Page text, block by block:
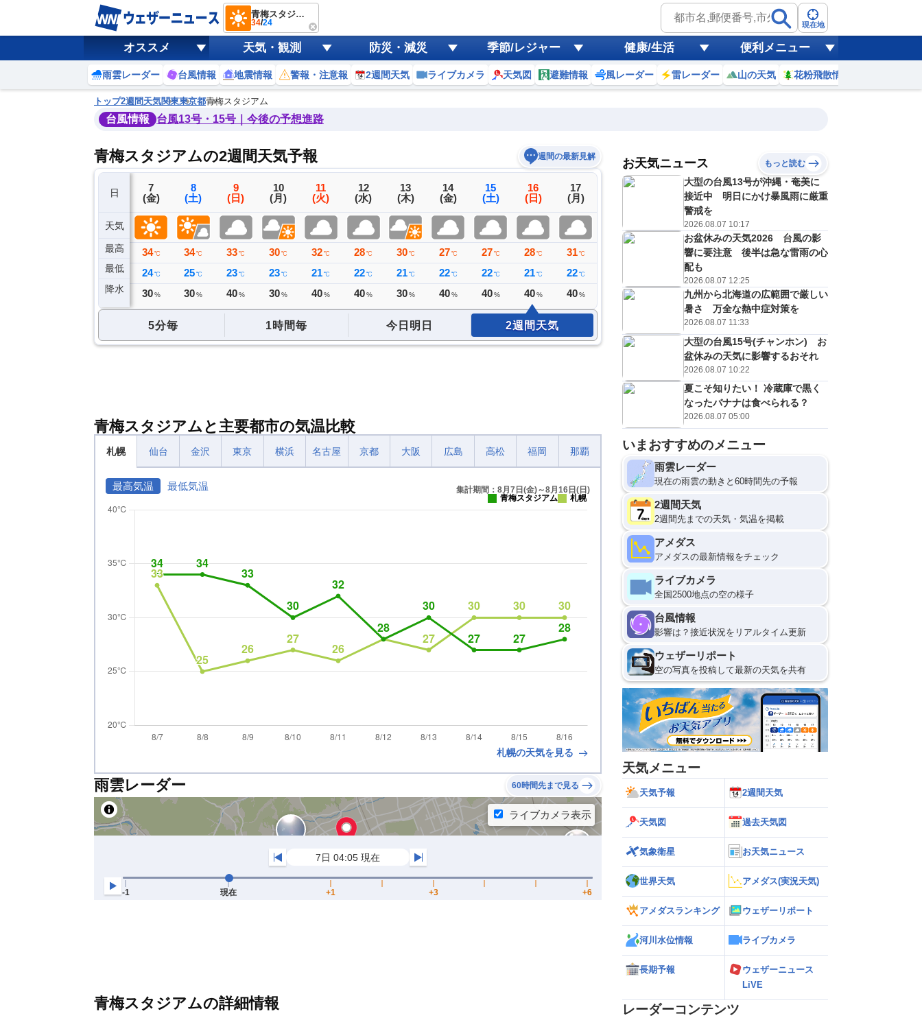
青梅スタジアム
34/24 現在地
オススメ 天気・観測 防災・減災 季節/レジャー 健康/生活 便利メニュー
雨雲レーダー 台風情報 地震情報 警報・注意報 2週間天気 ライブカメラ 天気図 避難情報 風レーダー 雷レーダー 山の天気 花粉飛散情報
トップ2週間天気関東東京都青梅スタジアム
台風情報 台風13号・15号｜今後の予想進路
青梅スタジアムの2週間天気予報 週間の最新見解
日
天気
最高
最低
降水
6
(木)
34℃
23℃
ミリ
7
(金)
34 ℃
24 ℃
30 %
8
(土)
34℃
25 ℃
30 %
9
(日)
33 ℃
23 ℃
40 %
10
(月)
30 ℃
23 ℃
30 %
11
(火)
32℃
21℃
40%
12
(水)
28℃
22℃
40%
13
(木)
30℃
21℃
30%
14
(金)
27℃
22℃
40%
15
(土)
27 ℃
22 ℃
40 %
16
(日)
28 ℃
21 ℃
40 %
17
(月)
31 ℃
22 ℃
40 %
18
%
20
(木)
E
31℃
23
30%
21
(金)
E
32℃
40%
予報の
信頼度
B
C
D
5分毎 1時間毎 今日明日 2週間天気
青梅スタジアムと主要都市の気温比較
札幌 仙台 金沢 東京 横浜 名古屋 京都 大阪 広島 高松 福岡 那覇
最高気温 最低気温
集計期間：8月7日(金)～8月16日(日)
青梅スタジアム
札幌
札幌の天気を見る
雨雲レーダー 60時間先まで見る
青梅スタジアムの詳細情報
お天気ニュース もっと読む
大型の台風13号が沖縄・奄美に
接近中 明日にかけ暴風雨に厳重
警戒を
2026.08.07 10:17
お盆休みの天気2026 台風の影
響に要注意 後半は急な雷雨の心
配も
2026.08.07 12:25
九州から北海道の広範囲で厳しい
暑さ 万全な熱中症対策を
2026.08.07 11:33
大型の台風15号(チャンホン) お
盆休みの天気に影響するおそれ
2026.08.07 10:22
夏こそ知りたい！ 冷蔵庫で黒く
なったバナナは食べられる？
2026.08.07 05:00
いまおすすめのメニュー
雨雲レーダー
現在の雨雲の動きと60時間先の予報
2週間天気
2週間先までの天気・気温を掲載
アメダス
アメダスの最新情報をチェック
ライブカメラ
全国2500地点の空の様子
台風情報
影響は？接近状況をリアルタイム更新
ウェザーリポート
空の写真を投稿して最新の天気を共有
天気メニュー
天気予報 2週間天気
天気図 過去天気図
気象衛星 お天気ニュース
世界天気 アメダス(実況天気)
アメダスランキング ウェザーリポート
河川水位情報 ライブカメラ
長期予報
ウェザーニュース
LiVE
レーダーコンテンツ